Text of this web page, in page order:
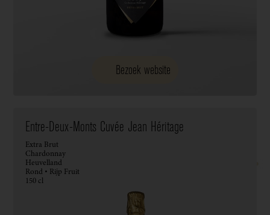
Bezoek website
Entre-Deux-Monts Cuvée Jean Héritage
Extra Brut
Chardonnay
Heuvelland
Rond • Rijp Fruit
150 cl